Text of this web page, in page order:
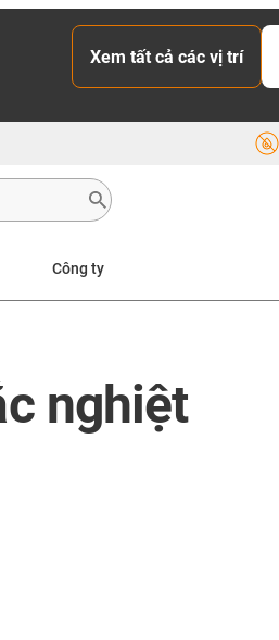
Xem tất cả các vị trí
Công ty
nghiệt